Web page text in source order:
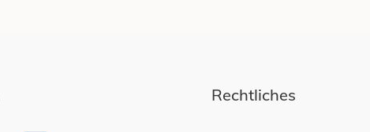
Rechtliches